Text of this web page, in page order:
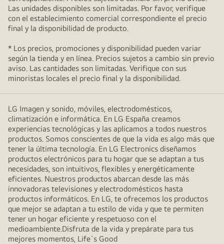
Las unidades disponibles son limitadas. Por favor, verifique
con el establecimiento comercial correspondiente el precio
final y la disponibilidad de producto.
* Los precios, promociones y disponibilidad pueden variar
según la tienda y en línea. Precios sujetos a cambio sin previo
aviso. Las cantidades son limitadas. Verifique con sus
minoristas locales el precio final y la disponibilidad.
LG Imagen y sonido, móviles, electrodomésticos,
climatización e informática. En LG España creamos
experiencias tecnológicas y las aplicamos a todos nuestros
productos. Somos conscientes de que la vida es algo más que
tener la última tecnología. En LG Electronics diseñamos
productos electrónicos para tu hogar que se adaptan a tus
necesidades, son intuitivos, flexibles y energéticamente
eficientes. Nuestros productos abarcan desde las más
innovadoras televisiones y electrodomésticos hasta
productos informáticos. En LG, te ofrecemos los productos
que mejor se adaptan a tu estilo de vida y que te permiten
tener un hogar eficiente y respetuoso con el
medioambiente.Disfruta de la vida y prepárate para tus
mejores momentos, Life´s Good